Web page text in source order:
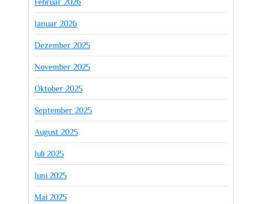
Januar 2026
Dezember 2025
November 2025
Oktober 2025
September 2025
August 2025
Juli 2025
Juni 2025
Mai 2025